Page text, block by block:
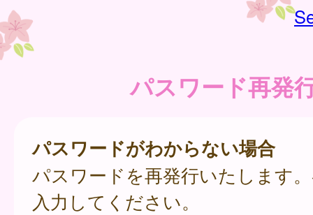
パスワード再発
パスワードがわからない場合
パスワードを再発行いたします
入力してください。